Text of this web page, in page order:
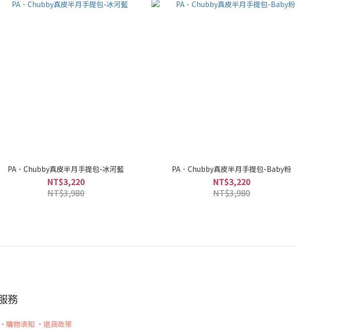
PA．Chubby真皮半月手提包-冰河藍
NT$3,220
NT$3,980
PA．Chubby真皮半月手提包-Baby粉
NT$3,220
NT$3,980
務
•購物須知 •退貨政策